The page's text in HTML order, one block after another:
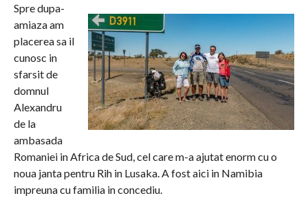
Spre dupa-
amiaza am
placerea sa il
cunosc in
sfarsit de
domnul
Alexandru
de la
ambasada
Romaniei in Africa de Sud, cel care m-a ajutat enorm cu o
noua janta pentru Rih in Lusaka. A fost aici in Namibia
impreuna cu familia in concediu.